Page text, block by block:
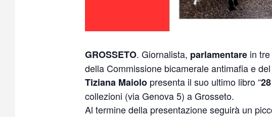
GROSSETO. Giornalista, parlamentare in
della Commissione bicamerale antimafia e
Tiziana Maiolo presenta il suo ultimo libro “
collezioni (via Genova 5) a Grosseto.
Al termine della presentazione seguirà un